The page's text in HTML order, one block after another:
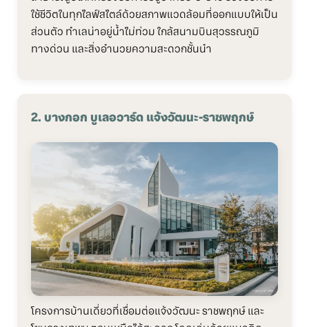
ใช้ชีวิตในทุกไลฟ์สไตล์ด้วยสภาพแวดล้อมที่ออกแบบให้เป็น
ส่วนตัว ทำเลน่าอยู่น้ำไม่ท่วม ใกล้สนามบินสุวรรณภูมิ
ทางด่วน และสิ่งอำนวยความสะดวกชั้นนำ
2. บางกอก บูเลอวาร์ด แจ้งวัฒนะ-ราชพฤกษ์
โครงการบ้านเดี่ยวที่เชื่อมต่อแจ้งวัฒนะ ราชพฤกษ์ และ